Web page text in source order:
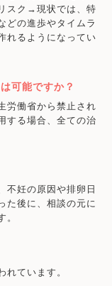
スク→現状では、特
どの進歩やタイムラ
れるようになってい
可能ですか？
労働省から禁止され
する場合、全ての治
不妊の原因や排卵日
た後に、相談の元に
。
れています。